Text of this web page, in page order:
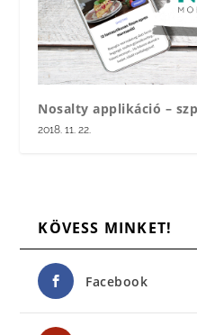
Nosalty applikáció –
2018. 11. 22.
KÖVESS MINKET!
Facebook